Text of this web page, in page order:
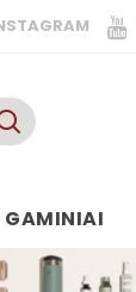
GAMINIAI